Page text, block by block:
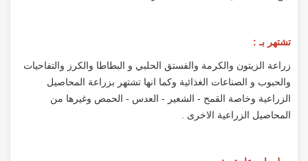
تشتهر بـ :
زراعة الزيتون والكرمة والفستق الحلبي و البطاطا والكرز والتفاحيات
والحبوب و الصناعات الغذائية وكما انها تشتهر بزراعة المحاصيل
الزراعية وخاصة القمح - الشعير - العدس - الحمص وغيرها من
المحاصيل الزراعية الاخرى .